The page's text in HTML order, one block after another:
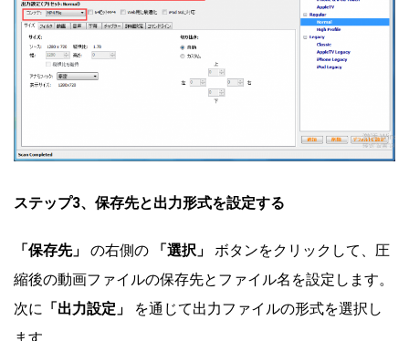
ステップ3、保存先と出力形式を設定する
「保存先」 の右側の 「選択」
ボタンをクリックして、圧
縮後の動画ファイルの保存先とファイル名を設定します。
次に 「出力設定」
を通じて出力ファイルの形式を選択し